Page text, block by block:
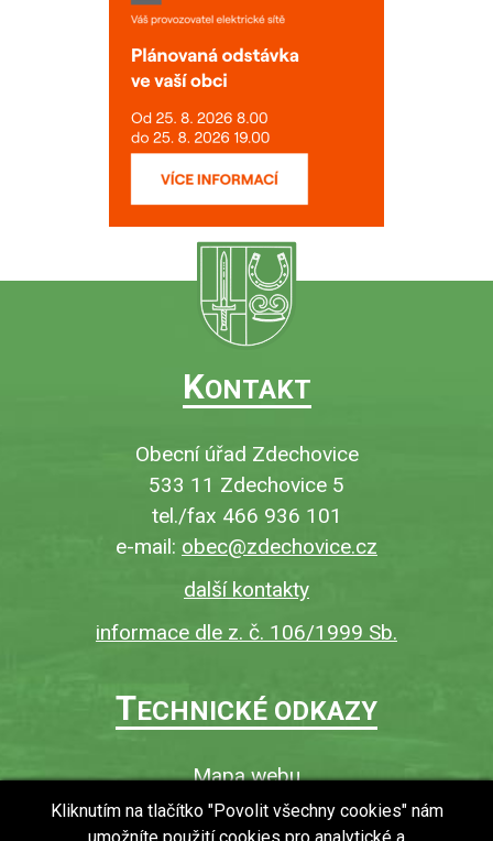
KONTAKT
Obecní úřad Zdechovice
533 11 Zdechovice 5
tel./fax 466 936 101
e-mail: obec@zdechovice.cz
další kontakty
informace dle z. č. 106/1999 Sb.
TECHNICKÉ ODKAZY
Mapa webu
O webu
Kliknutím na tlačítko "Povolit všechny cookies" nám